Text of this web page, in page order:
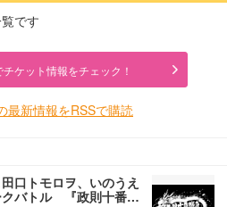
です
ケット情報をチェック！
最新情報をRSSで購読
口トモロヲ、いのうえ
クバトル 『政則十番…